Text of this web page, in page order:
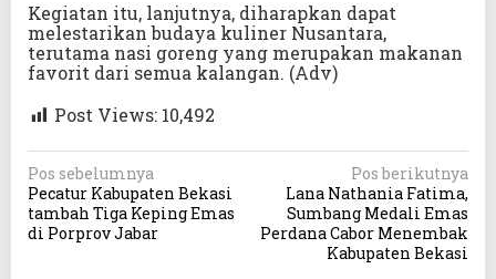
Kegiatan itu, lanjutnya, diharapkan dapat
melestarikan budaya kuliner Nusantara,
terutama nasi goreng yang merupakan makanan
favorit dari semua kalangan. (Adv)
Post Views: 10,492
N
a
v
Pos sebelumnya
Pecatur Kabupaten Bekasi
tambah Tiga Keping Emas
di Porprov Jabar
Pos berikutnya
Lana Nathania Fatima,
Sumbang Medali Emas
Perdana Cabor Menembak
Kabupaten Bekasi